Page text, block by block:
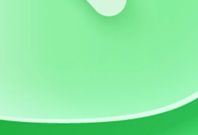
AI账号购买